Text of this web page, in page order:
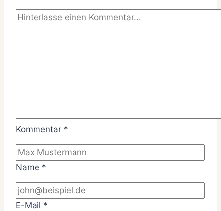
Kommentar *
Name *
E-Mail *